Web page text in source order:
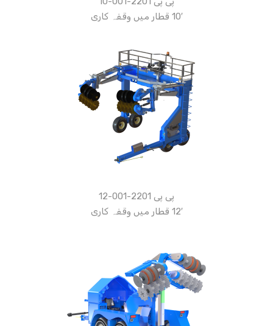
10′ قطار میں وقفہ کاری
پی پی 2201-001-12
12′ قطار میں وقفہ کاری